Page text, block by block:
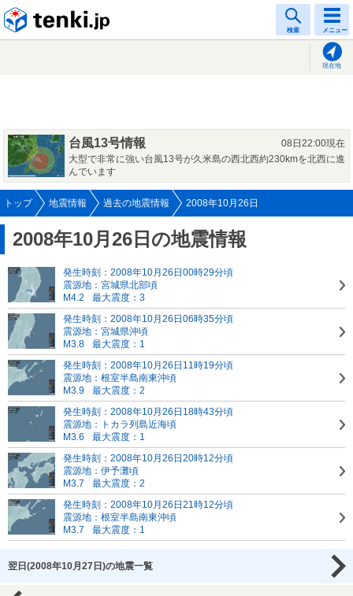
検索 メニュー
現在地
台風13号情報
08日22:00現在
大型で非常に強い台風13号が久米島の西北西約230kmを北西に進
んでいます
トップ 地震情報 過去の地震情報 2008年10月26日
2008年10月26日の地震情報
発生時刻：2008年10月26日00時29分頃
震源地：宮城県北部頃
M4.2
最大震度：3
発生時刻：2008年10月26日06時35分頃
震源地：宮城県沖頃
M3.8
最大震度：1
発生時刻：2008年10月26日11時19分頃
震源地：根室半島南東沖頃
M3.9
最大震度：2
発生時刻：2008年10月26日18時43分頃
震源地：トカラ列島近海頃
M3.6
最大震度：1
発生時刻：2008年10月26日20時12分頃
震源地：伊予灘頃
M3.7
最大震度：2
発生時刻：2008年10月26日21時12分頃
震源地：根室半島南東沖頃
M3.7
最大震度：1
翌日(2008年10月27日)の地震一覧